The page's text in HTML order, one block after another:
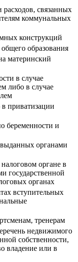
связанных
коммунальных
конструкций
образования
материнский
в случае
либо в случае
приватизации
беременности и
органами
органе в
государственной
органах
вступительных
тренерам
недвижимого
собственности,
владение или в